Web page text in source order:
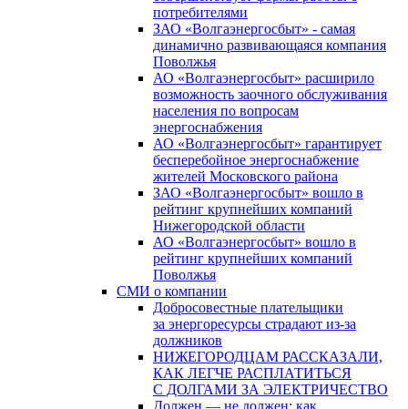
потребителями
ЗАО «Волгаэнергосбыт» - самая
динамично развивающаяся компания
Поволжья
АО «Волгаэнергосбыт» расширило
возможность заочного обслуживания
населения по вопросам
энергоснабжения
АО «Волгаэнергосбыт» гарантирует
бесперебойное энергоснабжение
жителей Московского района
ЗАО «Волгаэнергосбыт» вошло в
рейтинг крупнейших компаний
Нижегородской области
АО «Волгаэнергосбыт» вошло в
рейтинг крупнейших компаний
Поволжья
СМИ о компании
Добросовестные плательщики
за энергоресурсы страдают из-за
должников
НИЖЕГОРОДЦАМ РАССКАЗАЛИ,
КАК ЛЕГЧЕ РАСПЛАТИТЬСЯ
С ДОЛГАМИ ЗА ЭЛЕКТРИЧЕСТВО